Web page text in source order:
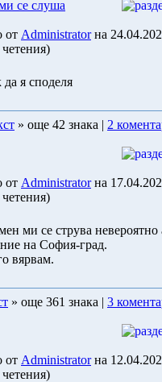
се слуша
от Administratorна
четения)
я споделя
» още 42 знака | 2
от Administratorна
четения)
ми се струва невероятно
на София-град.
вярвам.
» още 361 знака | 3
от Administratorна
четения)